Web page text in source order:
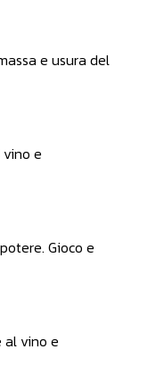
e usura del
e
Gioco e
vino e